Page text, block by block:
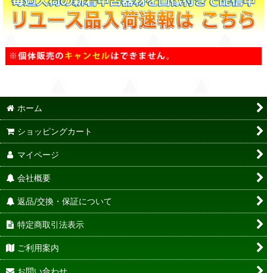
ホーム
ショッピングカート
マイページ
会社概要
返品/交換・保証について
特定商取引法表示
ご利用案内